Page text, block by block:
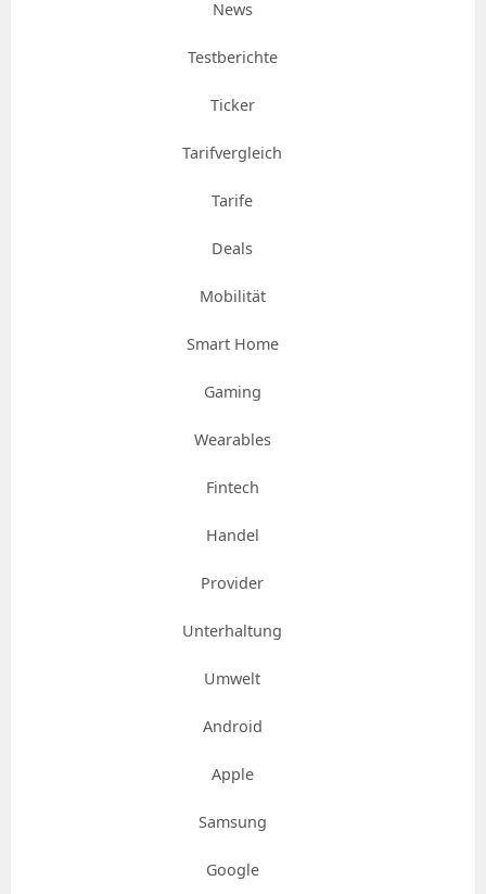
News
Testberichte
Ticker
Tarifvergleich
Tarife
Deals
Mobilität
Smart Home
Gaming
Wearables
Fintech
Handel
Provider
Unterhaltung
Umwelt
Android
Apple
Samsung
Google